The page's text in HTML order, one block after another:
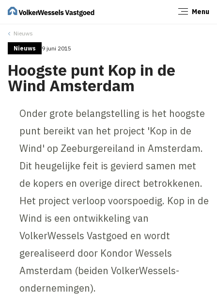
Menu
Nieuws
Nieuws 9 juni 2015
Hoogste punt Kop in de
Wind Amsterdam
Onder grote belangstelling is het hoogste
punt bereikt van het project 'Kop in de
Wind' op Zeeburgereiland in Amsterdam.
Dit heugelijke feit is gevierd samen met
de kopers en overige direct betrokkenen.
Het project verloop voorspoedig. Kop in de
Wind is een ontwikkeling van
VolkerWessels Vastgoed en wordt
gerealiseerd door Kondor Wessels
Amsterdam (beiden VolkerWessels-
ondernemingen).
Sluiten